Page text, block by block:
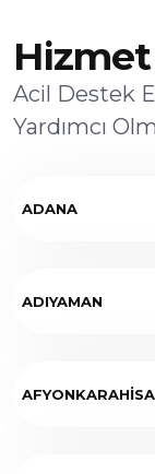
Acil Destek
Yardımcı
ADANA
ADIYAMAN